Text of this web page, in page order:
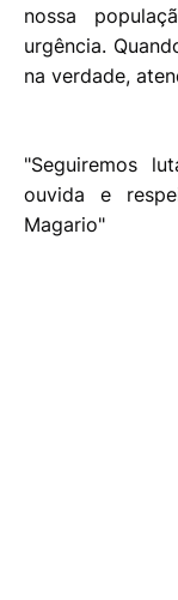
nossa
urgência.
na verdade,
"Seguiremos
ouvida e
Magario"